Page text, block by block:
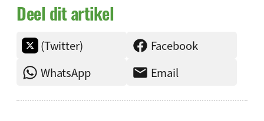
Deel dit artikel
(Twitter)
Facebook
WhatsApp
Email